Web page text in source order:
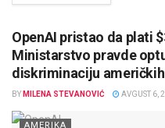
OpenAI pristao da plati
Ministarstvo pravde
diskriminaciju
BY MILENA STEVANOVIĆ AVGUST 6,
AMERIKA